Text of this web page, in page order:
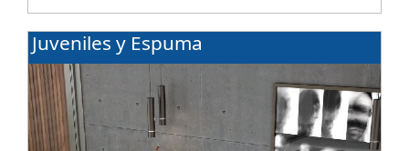
Juveniles y Espuma